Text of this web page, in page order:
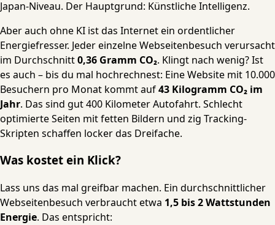
Japan-Niveau. Der Hauptgrund: Künstliche Intelligenz.
Aber auch ohne KI ist das Internet ein ordentlicher
Energiefresser. Jeder einzelne Webseitenbesuch verursacht
im Durchschnitt0,36 Gramm CO₂. Klingt nach wenig? Ist
es auch – bis du mal hochrechnest: Eine Website mit 10.000
Besuchern pro Monat kommt auf43 Kilogramm CO₂ im
Jahr. Das sind gut 400 Kilometer Autofahrt. Schlecht
optimierte Seiten mit fetten Bildern und zig Tracking-
Skripten schaffen locker das Dreifache.
Was kostet ein Klick?
Lass uns das mal greifbar machen. Ein durchschnittlicher
Webseitenbesuch verbraucht etwa 1,5 bis 2 Wattstunden
Energie. Das entspricht: